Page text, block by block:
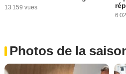
13 159 vues
6
Photos de la